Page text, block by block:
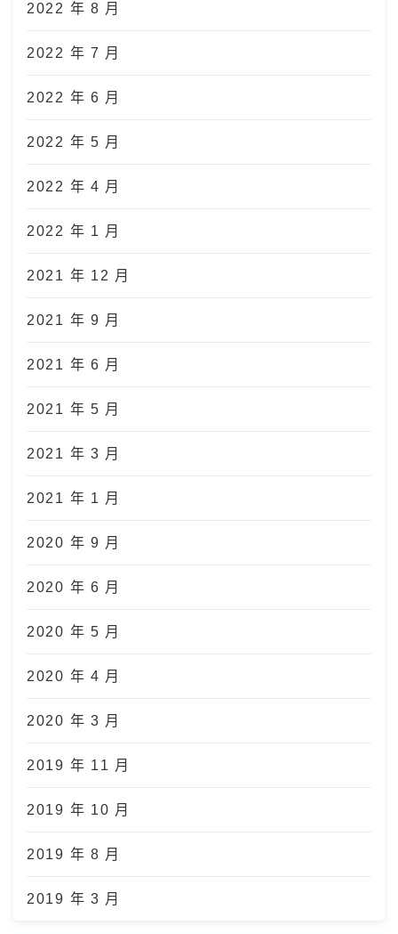
2022 年 8 月
2022 年 7 月
2022 年 6 月
2022 年 5 月
2022 年 4 月
2022 年 1 月
2021 年 12 月
2021 年 9 月
2021 年 6 月
2021 年 5 月
2021 年 3 月
2021 年 1 月
2020 年 9 月
2020 年 6 月
2020 年 5 月
2020 年 4 月
2020 年 3 月
2019 年 11 月
2019 年 10 月
2019 年 8 月
2019 年 3 月